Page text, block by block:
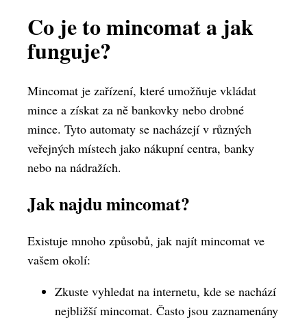
Co je to mincomat a jak
funguje?
Mincomat je zařízení, které umožňuje vkládat
mince a získat za ně bankovky nebo drobné
mince. Tyto automaty se nacházejí v různých
veřejných místech jako nákupní centra, banky
nebo na nádražích.
Jak najdu mincomat?
Existuje mnoho způsobů, jak najít mincomat ve
vašem okolí:
Zkuste vyhledat na internetu, kde se nachází
nejbližší mincomat. Často jsou zaznamenány